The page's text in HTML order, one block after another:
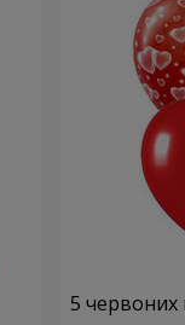
5 червоних